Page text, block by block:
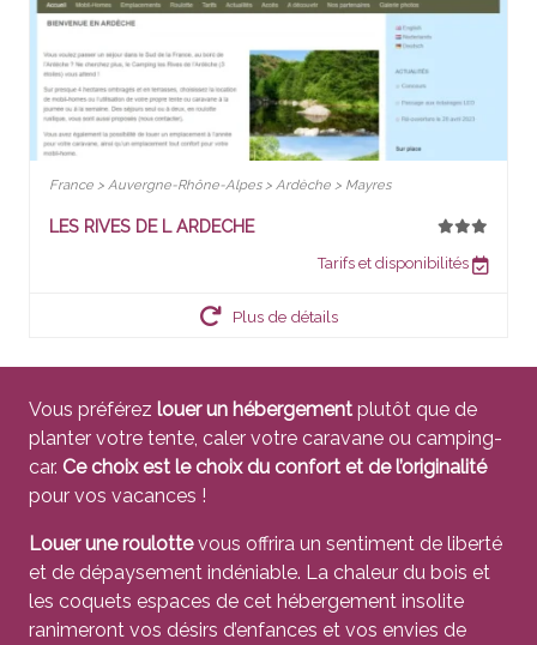
France > Auvergne-Rhône-Alpes > Ardèche > Mayres
LES RIVES DE L ARDECHE
Tarifs et disponibilités
Plus de détails
Vous préférez louer un hébergement plutôt que de
planter votre tente, caler votre caravane ou camping-
car. Ce choix est le choix du confort et de l’originalité
pour vos vacances !
Louer une roulottevous offrira un sentiment de liberté
et de dépaysement indéniable. La chaleur du bois et
les coquets espaces de cet hébergement insolite
ranimeront vos désirs d’enfances et vos envies de